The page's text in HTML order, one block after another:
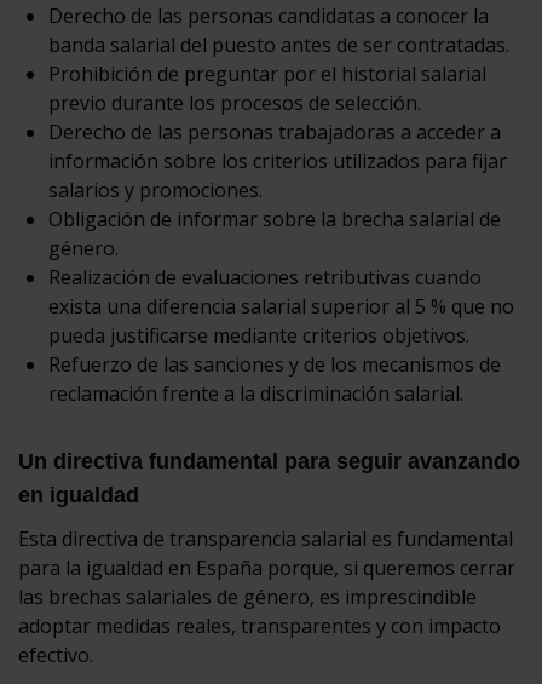
Derecho de las personas candidatas a conocer la
banda salarial del puesto antes de ser contratadas.
Prohibición de preguntar por el historial salarial
previo durante los procesos de selección.
Derecho de las personas trabajadoras a acceder a
información sobre los criterios utilizados para fijar
salarios y promociones.
Obligación de informar sobre la brecha salarial de
género.
Realización de evaluaciones retributivas cuando
exista una diferencia salarial superior al 5 % que no
pueda justificarse mediante criterios objetivos.
Refuerzo de las sanciones y de los mecanismos de
reclamación frente a la discriminación salarial.
Un directiva fundamental para seguir avanzando
en igualdad
Esta directiva de transparencia salarial es fundamental
para la igualdad en España porque, si queremos cerrar
las brechas salariales de género, es imprescindible
adoptar medidas reales, transparentes y con impacto
efectivo.